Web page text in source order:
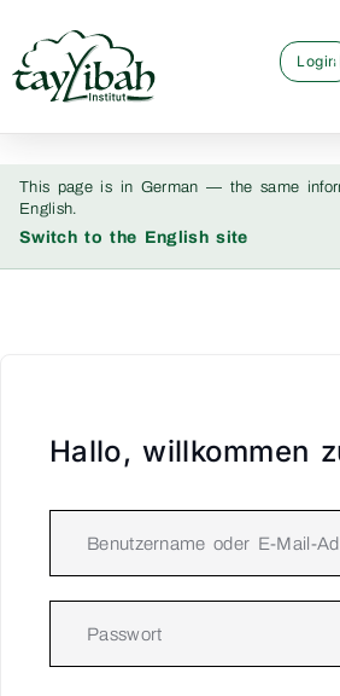
Login
This page is in German — the same
English.
Switch to the English site
Hallo, willkommen